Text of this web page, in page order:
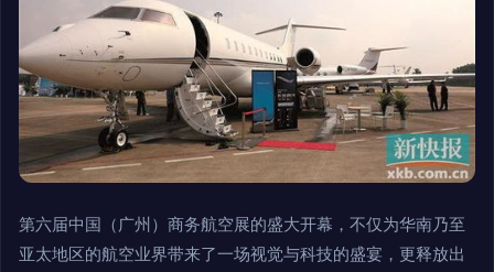
第六届中国（广州）商务航空展的盛大开幕，不仅为华南乃至
亚太地区的航空业界带来了一场视觉与科技的盛宴，更释放出